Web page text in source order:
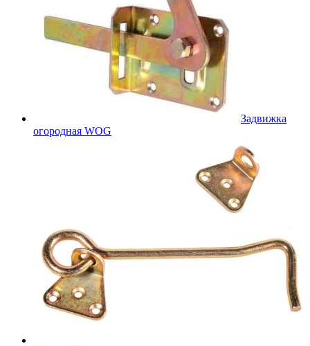
Задвижка
огородная WOG